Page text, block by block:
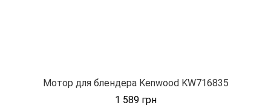
Мотор для блендера Kenwood KW716835
1 589грн